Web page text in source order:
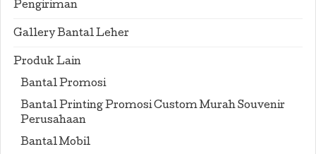
Pengiriman
Gallery Bantal Leher
Produk Lain
Bantal Promosi
Bantal Printing Promosi Custom Murah Souvenir
Perusahaan
Bantal Mobil